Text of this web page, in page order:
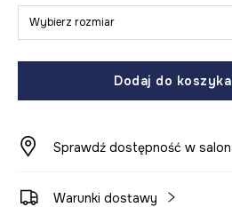
Wybierz rozmiar
Dodaj do koszyka
Sprawdź dostępność w
Warunki dostawy